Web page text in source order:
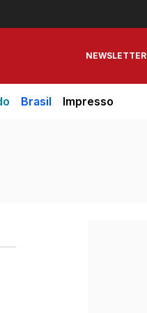
NEWSLETTER
Brasil Impresso